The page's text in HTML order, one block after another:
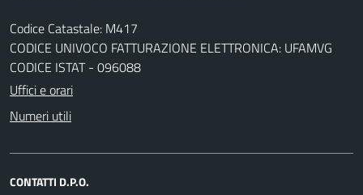
Codice Catastale: M417
CODICE UNIVOCO FATTURAZIONE ELETTRONICA: UFAMVG
CODICE ISTAT - 096088
Uffici e orari
Numeri utili
CONTATTI D.P.O.